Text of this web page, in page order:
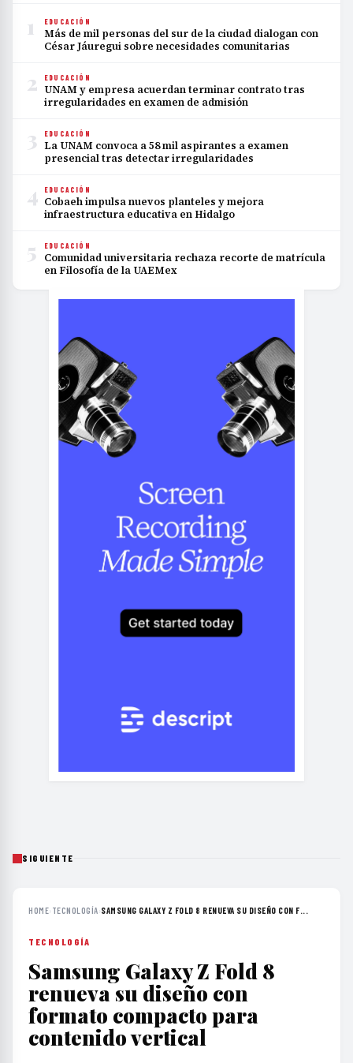
1 EDUCACIÓN
Más de mil personas del sur de la ciudad dialogan con
César Jáuregui sobre necesidades comunitarias
2 EDUCACIÓN
UNAM y empresa acuerdan terminar contrato tras
irregularidades en examen de admisión
3 EDUCACIÓN
La UNAM convoca a 58 mil aspirantes a examen
presencial tras detectar irregularidades
4 EDUCACIÓN
Cobaeh impulsa nuevos planteles y mejora
infraestructura educativa en Hidalgo
5 EDUCACIÓN
Comunidad universitaria rechaza recorte de matrícula
en Filosofía de la UAEMex
SIGUIENTE
HOME› TECNOLOGÍA›SAMSUNG GALAXY Z FOLD 8 RENUEVA SU DISEÑO CON F...
TECNOLOGÍA
Samsung Galaxy Z Fold 8
renueva su diseño con
formato compacto para
contenido vertical